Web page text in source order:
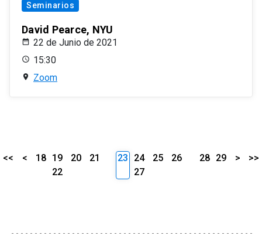
Seminarios
David Pearce, NYU
22 de Junio de 2021
15:30
Zoom
<< < 18 19 20
21
22
23 24 25
26
27
28 29 > >>